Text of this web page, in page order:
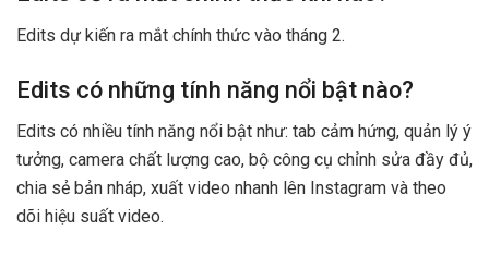
Edits dự kiến ra mắt chính thức vào tháng 2.
Edits có những tính năng nổi bật nào?
Edits có nhiều tính năng nổi bật như: tab cảm hứng, quản lý ý
tưởng, camera chất lượng cao, bộ công cụ chỉnh sửa đầy đủ,
chia sẻ bản nháp, xuất video nhanh lên Instagram và theo
dõi hiệu suất video.